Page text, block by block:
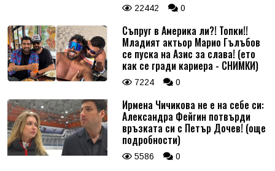
22442 0
Съпруг в Америка ли?! Топки!!
Младият актьор Марио Гълъбов
се пуска на Азис за слава! (ето
как се гради кариера - СНИМКИ)
7224 0
Ирмена Чичикова не е на себе си:
Александра Фейгин потвърди
връзката си с Петър Дочев! (още
подробности)
5586 0